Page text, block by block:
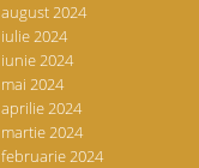
august 2024
iulie 2024
iunie 2024
mai 2024
aprilie 2024
martie 2024
februarie 2024